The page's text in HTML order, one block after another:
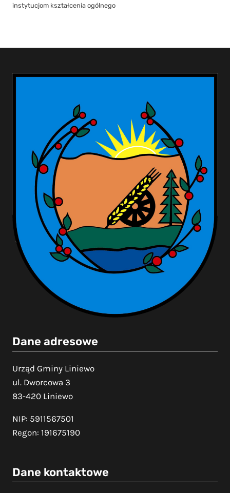
instytucjom kształcenia ogólnego
Dane adresowe
Urząd Gminy Liniewo
ul. Dworcowa 3
83-420 Liniewo
NIP: 5911567501
Regon: 191675190
Dane kontaktowe